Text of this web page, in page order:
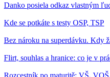
Danko posiela odkaz vlastným
Kde se potkáte s testy OSP, TSP
Bez nároku na superdávku. Kdy
Flirt, souhlas a hranice: co je v
Rozcestník po maturitě: VŠ,